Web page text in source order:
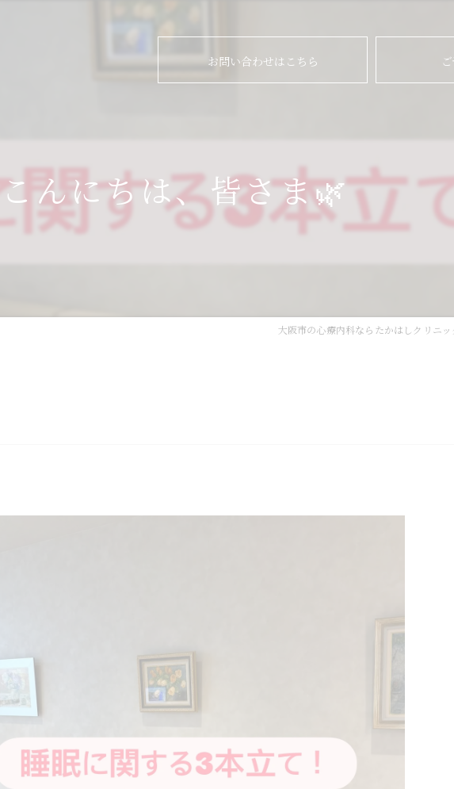
お問い合わせはこちら
こんにちは、皆さま🌿
大阪市の心療内科ならたかはしクリニッ